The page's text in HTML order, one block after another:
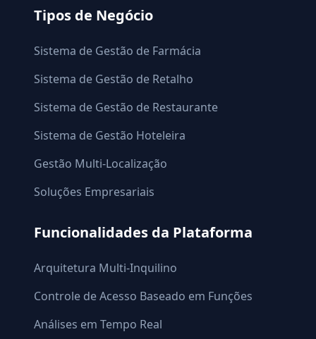
Tipos de Negócio
Sistema de Gestão de Farmácia
Sistema de Gestão de Retalho
Sistema de Gestão de Restaurante
Sistema de Gestão Hoteleira
Gestão Multi-Localização
Soluções Empresariais
Funcionalidades da Plataforma
Arquitetura Multi-Inquilino
Controle de Acesso Baseado em Funções
Análises em Tempo Real